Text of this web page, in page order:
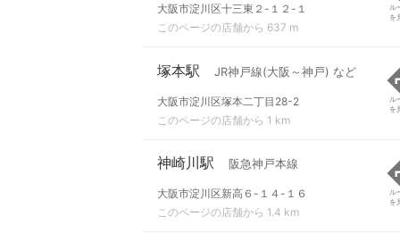
大阪市淀川区十三東２-１２-１
このページの店舗から 637 m
ル
を
塚本駅 JR神戸線(大阪～神戸) など
大阪市淀川区塚本二丁目28-2
このページの店舗から 1 km
ル
を
神崎川駅 阪急神戸本線
大阪市淀川区新高６-１４-１６
このページの店舗から 1.4 km
ル
を